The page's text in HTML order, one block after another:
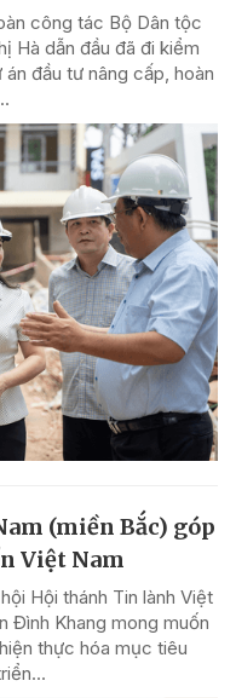
công tác Bộ Dân tộc
Hà dẫn đầu đã đi kiểm
đầu tư nâng cấp, hoàn
(miền Bắc) góp
Việt Nam
Hội thánh Tin lành Việt
Đình Khang mong muốn
thực hóa mục tiêu